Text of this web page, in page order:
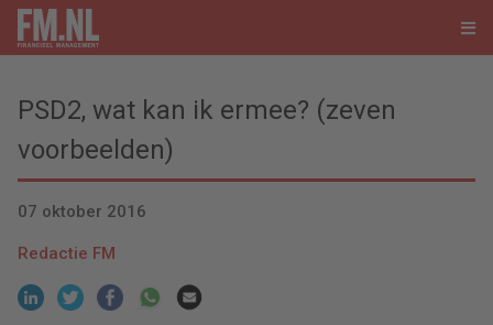
PSD2, wat kan ik ermee? (zeven
voorbeelden)
07 oktober 2016
Redactie FM